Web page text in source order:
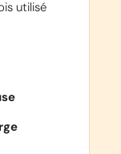
utilisé